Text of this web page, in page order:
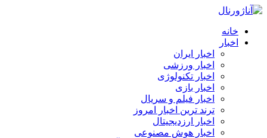
خانه
اخبار
اخبار ایران
اخبار ورزشی
اخبار تکنولوژی
اخبار بازی
اخبار فیلم و سریال
ترند ترین اخبار امروز
اخبار ارزدیجیتال
اخبار هوش مصنوعی